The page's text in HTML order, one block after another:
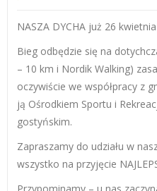
NASZA DYCHA już 26
Bieg odbędzie się na
– 10 km i Nordik Walking)
oczywiście we współpracy z
ją Ośrodkiem Sportu i
gostyńskim.
Zapraszamy do udziału w
wszystko na przyjęcie